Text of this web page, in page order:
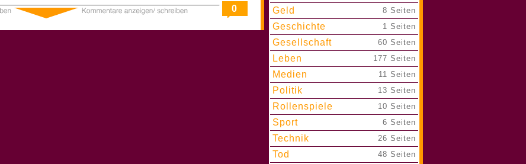
0
Geld 8 Seiten
Geschichte 1 Seiten
Gesellschaft 60 Seiten
Leben 177 Seiten
Medien 11 Seiten
Politik 13 Seiten
Rollenspiele 10 Seiten
Sport 6 Seiten
Technik 26 Seiten
Tod 48 Seiten